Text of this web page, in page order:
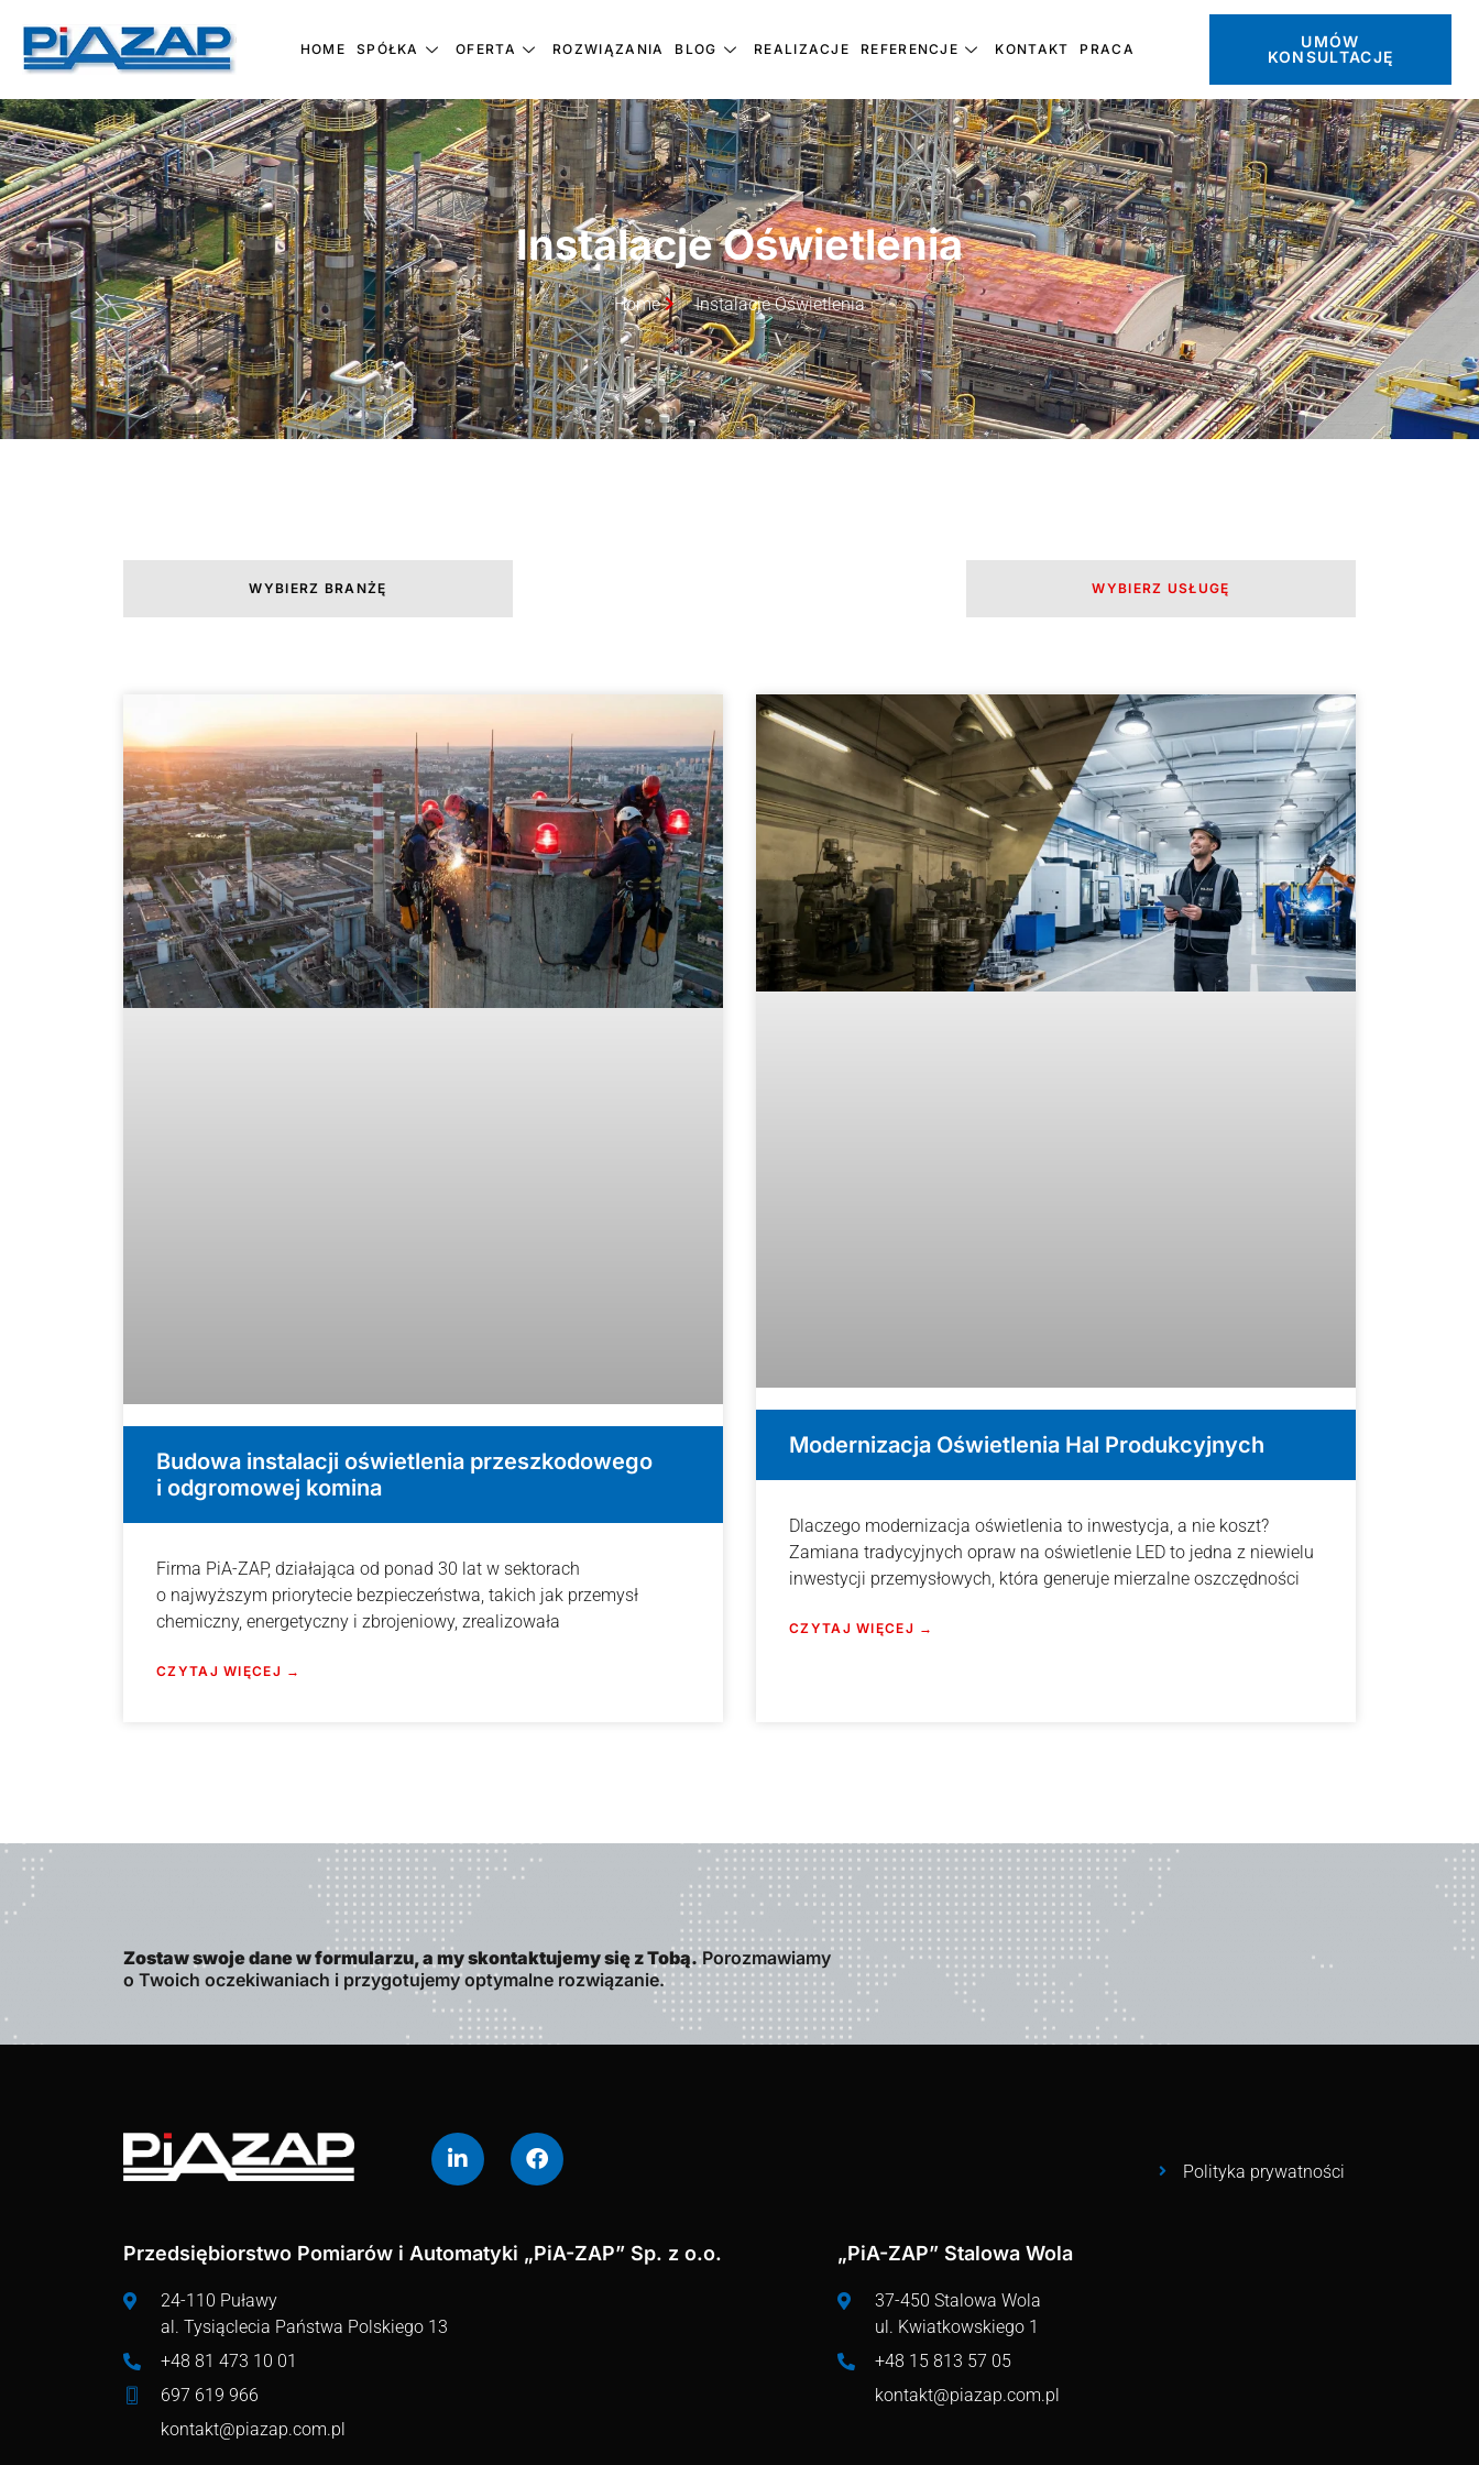
HOME SPÓŁKA OFERTA ROZWIĄZANIA BLOG REALIZACJE REFERENCJE KONTAKT PRACA
UMÓW
KONSULTACJĘ
Instalacje Oświetlenia
Home Instalacje Oświetlenia
WYBIERZ BRANŻĘ WYBIERZ USŁUGĘ
Budowa instalacji oświetlenia przeszkodowego
i odgromowej komina
Firma PiA-ZAP, działająca od ponad 30 lat w sektorach
o najwyższym priorytecie bezpieczeństwa, takich jak przemysł
chemiczny, energetyczny i zbrojeniowy, zrealizowała
CZYTAJ WIĘCEJ →
Modernizacja Oświetlenia Hal Produkcyjnych
Dlaczego modernizacja oświetlenia to inwestycja, a nie koszt?
Zamiana tradycyjnych opraw na oświetlenie LED to jedna z niewielu
inwestycji przemysłowych, która generuje mierzalne oszczędności
CZYTAJ WIĘCEJ →
Zostaw swoje dane w formularzu, a my skontaktujemy się z Tobą.Porozmawiamy
o Twoich oczekiwaniach i przygotujemy optymalne rozwiązanie.
Polityka prywatności
Przedsiębiorstwo Pomiarów i Automatyki „PiA-ZAP” Sp. z o.o.
24-110 Puławy
al. Tysiąclecia Państwa Polskiego 13
+48 81 473 10 01
697 619 966
kontakt@piazap.com.pl
„PiA-ZAP” Stalowa Wola
37-450 Stalowa Wola
ul. Kwiatkowskiego 1
+48 15 813 57 05
kontakt@piazap.com.pl